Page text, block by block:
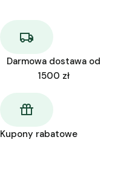
Darmowa dostawa od
1500 zł
Kupony rabatowe